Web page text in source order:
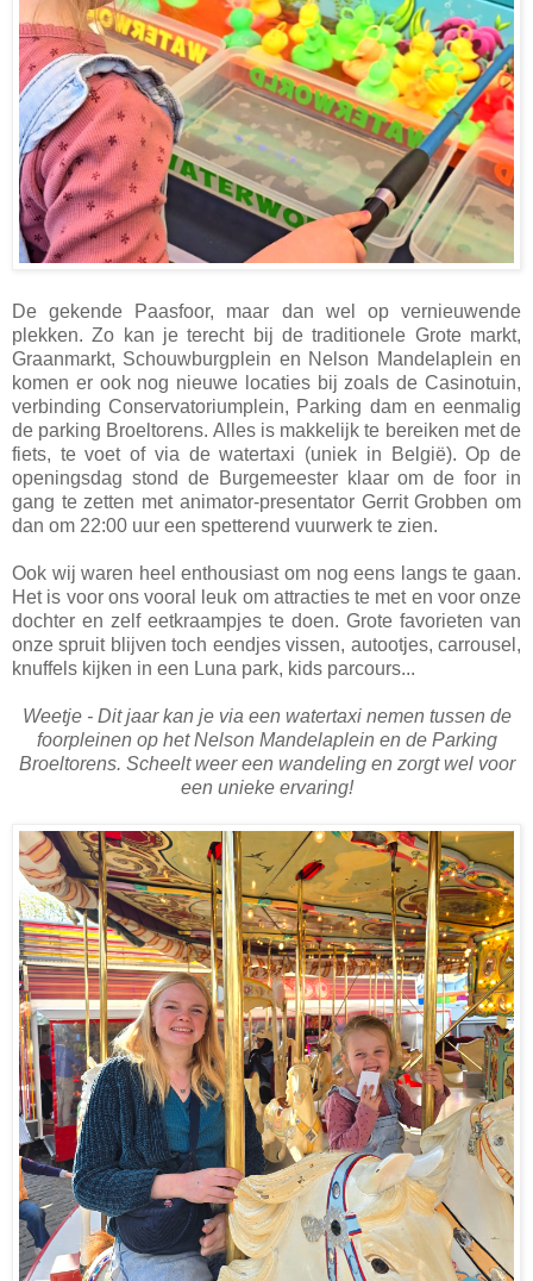
De gekende Paasfoor, maar dan wel op vernieuwende
plekken. Zo kan je terecht bij de traditionele Grote markt,
Graanmarkt, Schouwburgplein en Nelson Mandelaplein en
komen er ook nog nieuwe locaties bij zoals de Casinotuin,
verbinding Conservatoriumplein, Parking dam en eenmalig
de parking Broeltorens. Alles is makkelijk te bereiken met de
fiets, te voet of via de watertaxi (uniek in België). Op de
openingsdag stond de Burgemeester klaar om de foor in
gang te zetten met animator-presentator Gerrit Grobben om
dan om 22:00 uur een spetterend vuurwerk te zien.
Ook wij waren heel enthousiast om nog eens langs te gaan.
Het is voor ons vooral leuk om attracties te met en voor onze
dochter en zelf eetkraampjes te doen. Grote favorieten van
onze spruit blijven toch eendjes vissen, autootjes, carrousel,
knuffels kijken in een Luna park, kids parcours...
Weetje - Dit jaar kan je via een watertaxi nemen tussen de
foorpleinen op het Nelson Mandelaplein en de Parking
Broeltorens. Scheelt weer een wandeling en zorgt wel voor
een unieke ervaring!